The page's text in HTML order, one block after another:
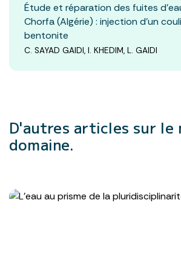
Étude et réparation des fuites
Chorfa (Algérie) : injection d’un
bentonite
C. SAYAD GAIDI, I. KHEDIM, L. GAIDI
D'autres articles sur le
domaine.